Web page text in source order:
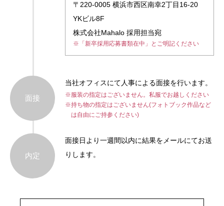
〒220-0005 横浜市西区南幸2丁目16-20
YKビル8F
株式会社Mahalo 採用担当宛
※「新卒採用応募書類在中」とご明記ください
面接
当社オフィスにて人事による面接を行います。
※服装の指定はございません。私服でお越しください
※持ち物の指定はございません(フォトブック作品など
は自由にご持参ください)
内定
面接日より一週間以内に結果をメールにてお送
りします。